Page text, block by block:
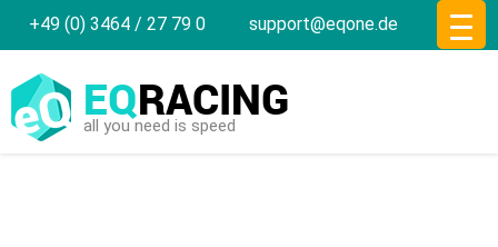
+49 (0) 3464 / 27 79 0 support@eqone.de
EQRACING
all you need is speed